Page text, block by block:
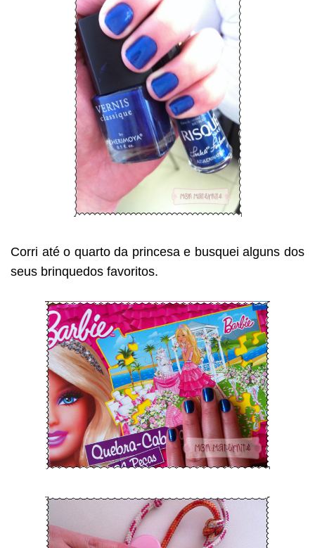
Corri até o quarto da princesa e busquei alguns dos
seus brinquedos favoritos.